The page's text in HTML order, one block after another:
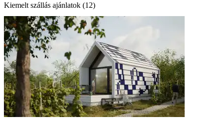
Kiemelt szállás ajánlatok (12)